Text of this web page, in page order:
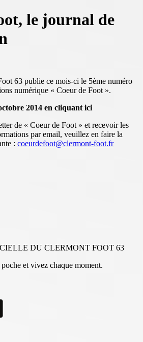
le journal de
63 publie ce mois-ci le 5ème numéro
numérique « Coeur de Foot ».
2014 en cliquant ici
de « Coeur de Foot » et recevoir les
par email, veuillez en faire la
: coeurdefoot@clermont-foot.fr
DU CLERMONT FOOT 63
et vivez chaque moment.